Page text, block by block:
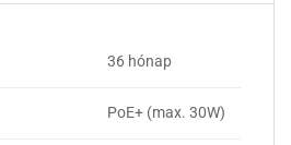
36 hónap
PoE+ (max. 30W)